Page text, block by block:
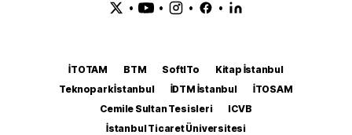
• • • •
İTOTAM BTM SoftITo
Kitap İstanbul
Teknopark İstanbul
İDTM İstanbul
İTOSAM
Cemile Sultan Tesisleri
ICVB
İstanbul Ticaret Üniversitesi